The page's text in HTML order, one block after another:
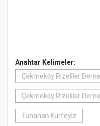
Anahtar Kelimeler:
Çekmeköy Rizeliler
Çekmeköy Rizeliler
Tunahan Kurfeyiz